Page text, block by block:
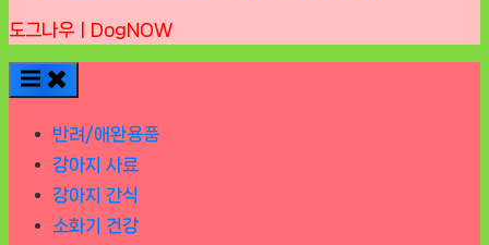
도그나우ㅣDogNOW
반려/애완용품
강아지 사료
강아지 간식
소화기 건강